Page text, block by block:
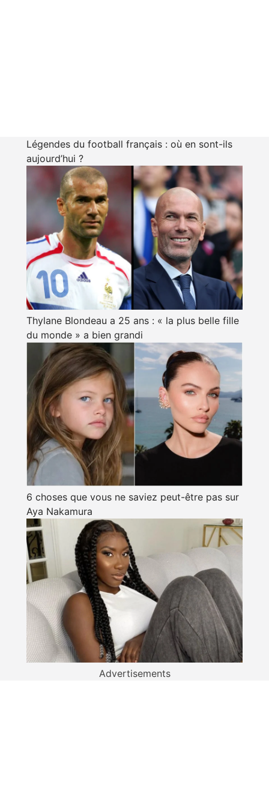
Légendes du football français : où en sont-ils
aujourd’hui ?
Thylane Blondeau a 25 ans : « la plus belle fille
du monde » a bien grandi
6 choses que vous ne saviez peut-être pas sur
Aya Nakamura
Advertisements